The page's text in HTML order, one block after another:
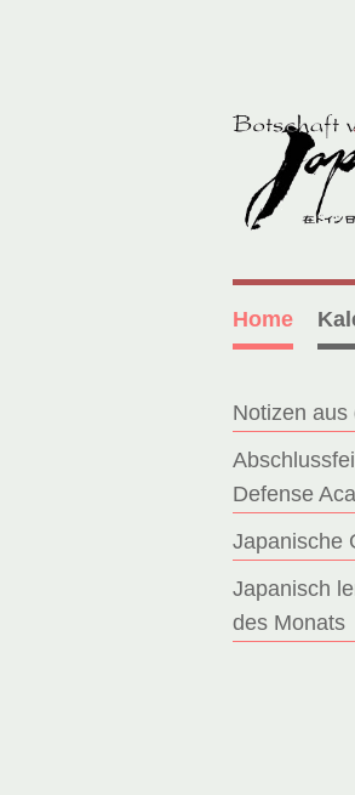
Home
Notizen aus
Defense
Japanische
Japanisch
des Monats